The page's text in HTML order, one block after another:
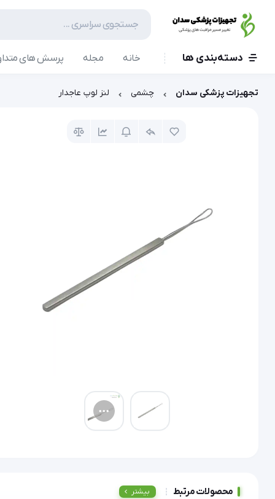
دسته‌بندی ها خانه مجله پرسش های
تجهیزات پزشکی سدان چشمی لنز لوپ عاجدار
محصولات مرتبط بیشتر